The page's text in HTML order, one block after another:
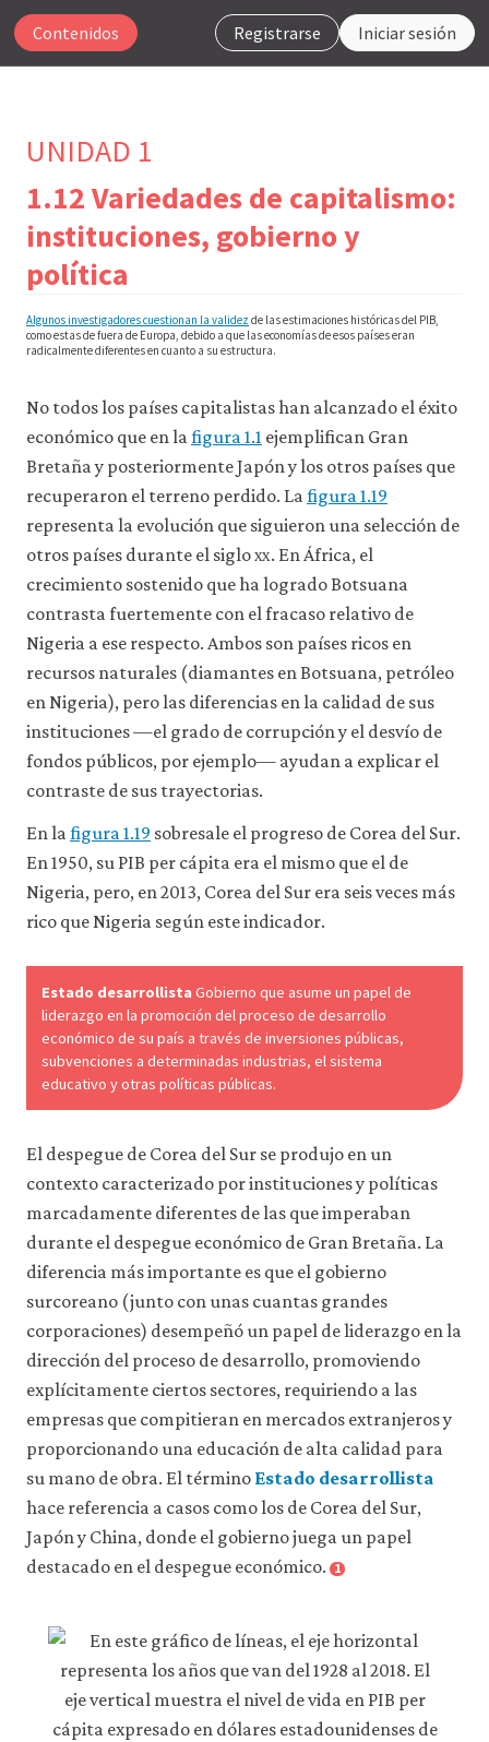
Registrarse Iniciar sesión
Contenidos
Para
que
nuestro
sitio
funcione,
CORE
cookies
necesarias.
desactivarlas
a
de
la
configuración
tu
navegador,
pero
es
posible
que
eso
afecte
prestaciones
sitio
web
(como,
por
para
acceder
recursos
que
hay
tener
una
iniciada).
También
nos
gustaría
utilizar
analíticas
que
nos
ayuden
a
mejorar
funcionalidad
y
la
facilidad
de
nuestro
analíticas
UNIDAD 1
1.12 Variedades de capitalismo:
instituciones, gobierno y
política
Algunos investigadores cuestionan la validez de las estimaciones históricas del PIB,
como estas de fuera de Europa, debido a que las economías de esos países eran
radicalmente diferentes en cuanto a su estructura.
No todos los países capitalistas han alcanzado el éxito
económico que en la figura 1.1 ejemplifican Gran
Bretaña y posteriormente Japón y los otros países que
recuperaron el terreno perdido. La figura 1.19
representa la evolución que siguieron una selección de
otros países durante el sigloxx. En África, el
crecimiento sostenido que ha logrado Botsuana
contrasta fuertemente con el fracaso relativo de
Nigeria a ese respecto. Ambos son países ricos en
recursos naturales (diamantes en Botsuana, petróleo
en Nigeria), pero las diferencias en la calidad de sus
instituciones —el grado de corrupción y el desvío de
fondos públicos, por ejemplo— ayudan a explicar el
contraste de sus trayectorias.
En la figura 1.19 sobresale el progreso de Corea del Sur.
En 1950, su PIB per cápita era el mismo que el de
Nigeria, pero, en 2013, Corea del Sur era seis veces más
rico que Nigeria según este indicador.
Estado desarrollistaGobierno que asume un papel de
liderazgo en la promoción del proceso de desarrollo
económico de su país a través de inversiones públicas,
subvenciones a determinadas industrias, el sistema
educativo y otras políticas públicas.
El despegue de Corea del Sur se produjo en un
contexto caracterizado por instituciones y políticas
marcadamente diferentes de las que imperaban
durante el despegue económico de Gran Bretaña. La
diferencia más importante es que el gobierno
surcoreano (junto con unas cuantas grandes
corporaciones) desempeñó un papel de liderazgo en la
dirección del proceso de desarrollo, promoviendo
explícitamente ciertos sectores, requiriendo a las
empresas que compitieran en mercados extranjeros y
proporcionando una educación de alta calidad para
su mano de obra. El término Estado desarrollista
hace referencia a casos como los de Corea del Sur,
Japón y China, donde el gobierno juega un papel
destacado en el despegue económico. 1